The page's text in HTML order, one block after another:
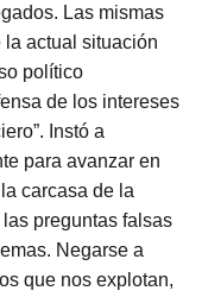
Las mismas
actual situación
político
de los intereses
Instó a
para avanzar en
carcasa de la
preguntas falsas
Negarse a
que nos explotan,